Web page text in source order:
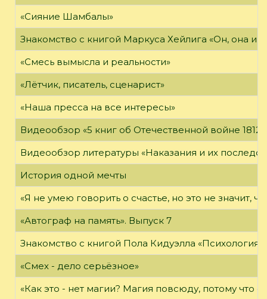
«Сияние Шамбалы»
Знакомство с книгой Маркуса Хейлига «Он, она и
«Смесь вымысла и реальности»
«Лётчик, писатель, сценарист»
«Наша пресса на все интересы»
Видеообзор «5 книг об Отечественной войне 1812
Видеообзор литературы «Наказания и их
История одной мечты
«Я не умею говорить о счастье, но это не значит,
«Автограф на память». Выпуск 7
Знакомство с книгой Пола Кидуэлла «Психология
«Смех - дело серьёзное»
«Как это - нет магии? Магия повсюду, потому что